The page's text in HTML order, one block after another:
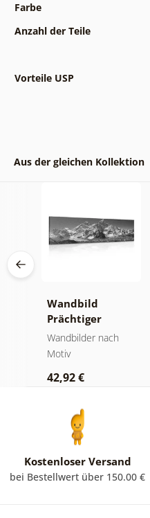
Farbe
Anzahl der Teile
Vorteile USP
Aus der gleichen Kollektion
Wandbild
Prächtiger
Berggipfel in
Schwarz-Weiß
Wandbilder nach
Motiv
42,92 €
Kostenloser Versand
bei Bestellwert über 150.00 €